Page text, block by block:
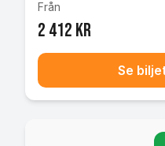
Från
2 412 kr
Se